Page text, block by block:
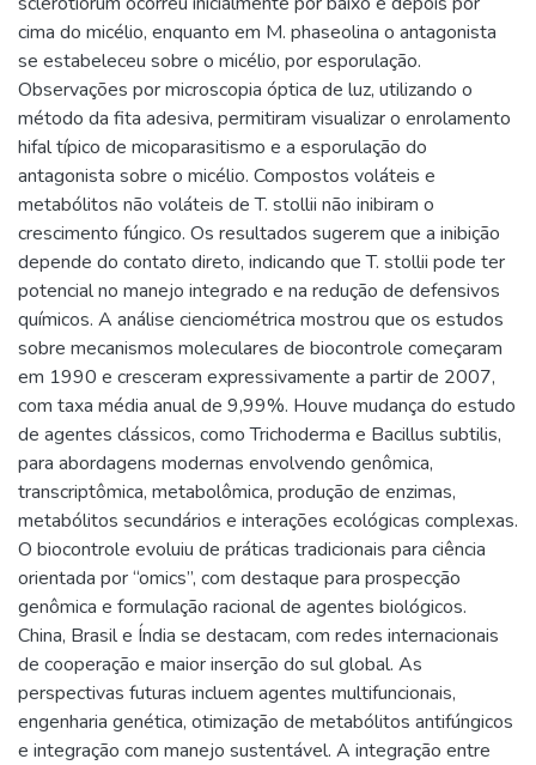
cima do micélio, enquanto em M. phaseolina o antagonista
se estabeleceu sobre o micélio, por esporulação.
Observações por microscopia óptica de luz, utilizando o
método da fita adesiva, permitiram visualizar o enrolamento
hifal típico de micoparasitismo e a esporulação do
antagonista sobre o micélio. Compostos voláteis e
metabólitos não voláteis de T. stollii não inibiram o
crescimento fúngico. Os resultados sugerem que a inibição
depende do contato direto, indicando que T. stollii pode ter
potencial no manejo integrado e na redução de defensivos
químicos. A análise cienciométrica mostrou que os estudos
sobre mecanismos moleculares de biocontrole começaram
em 1990 e cresceram expressivamente a partir de 2007,
com taxa média anual de 9,99%. Houve mudança do estudo
de agentes clássicos, como Trichoderma e Bacillus subtilis,
para abordagens modernas envolvendo genômica,
transcriptômica, metabolômica, produção de enzimas,
metabólitos secundários e interações ecológicas complexas.
O biocontrole evoluiu de práticas tradicionais para ciência
orientada por “omics”, com destaque para prospecção
genômica e formulação racional de agentes biológicos.
China, Brasil e Índia se destacam, com redes internacionais
de cooperação e maior inserção do sul global. As
perspectivas futuras incluem agentes multifuncionais,
engenharia genética, otimização de metabólitos antifúngicos
e integração com manejo sustentável. A integração entre